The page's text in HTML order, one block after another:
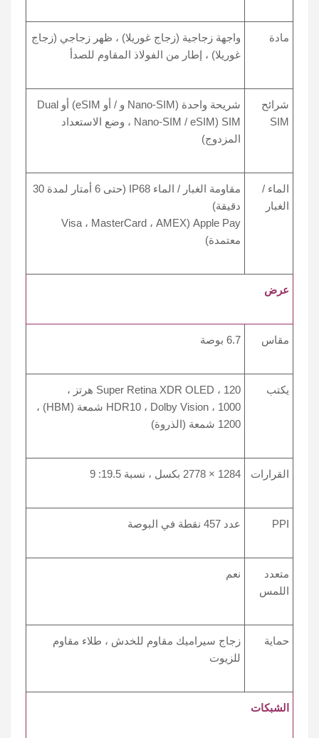
مادة
واجهة زجاجية (زجاج غوريلا) ، ظهر زجاجي (زجاج
غوريلا) ، إطار من الفولاذ المقاوم للصدأ
شرائح
SIM
شريحة واحدة (Nano-SIM و / أو eSIM) أو Dual
SIM (Nano-SIM / eSIM ، وضع الاستعداد
المزدوج)
الماء /
الغبار
مقاومة الغبار / الماء IP68 (حتى 6 أمتار لمدة 30
دقيقة)
Apple Pay (Visa ، MasterCard ، AMEX
معتمدة)
عرض
مقاس 6.7 بوصة
يكتب
Super Retina XDR OLED ، 120 هرتز ،
HDR10 ، Dolby Vision ، 1000 شمعة (HBM) ،
1200 شمعة (الذروة)
القرارات 1284 × 2778 بكسل ، نسبة 19.5: 9
PPI عدد 457 نقطة في البوصة
متعدد
اللمس
نعم
حماية
زجاج سيراميك مقاوم للخدش ، طلاء مقاوم
للزيوت
الشبكات